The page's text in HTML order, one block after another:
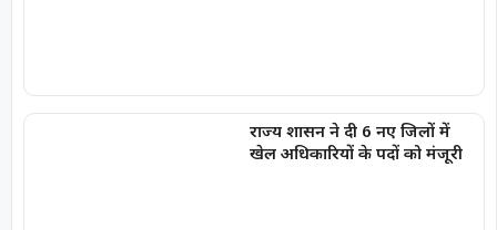
राज्य शासन ने दी 6 नए जिलों में
खेल अधिकारियों के पदों को मंजूरी